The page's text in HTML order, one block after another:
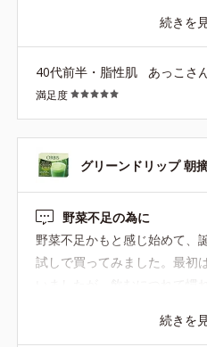
続きを
40代前半・脂性肌 あっこさ
満足度
グリーンドリップ 朝
野菜不足の為に
野菜不足かもと感じ始めて、
試しで買ってみました。最初
続きを